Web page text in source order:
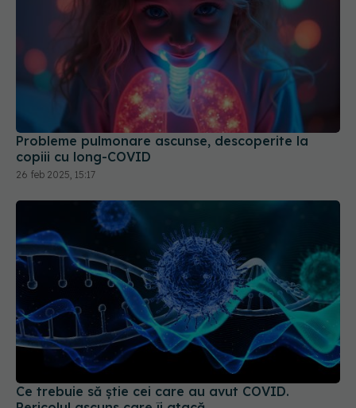
Probleme pulmonare ascunse, descoperite la
copiii cu long-COVID
26 feb 2025, 15:17
Ce trebuie să știe cei care au avut COVID.